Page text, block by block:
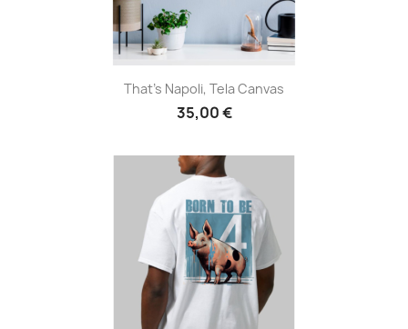
That's Napoli, Tela Canvas
35,00 €